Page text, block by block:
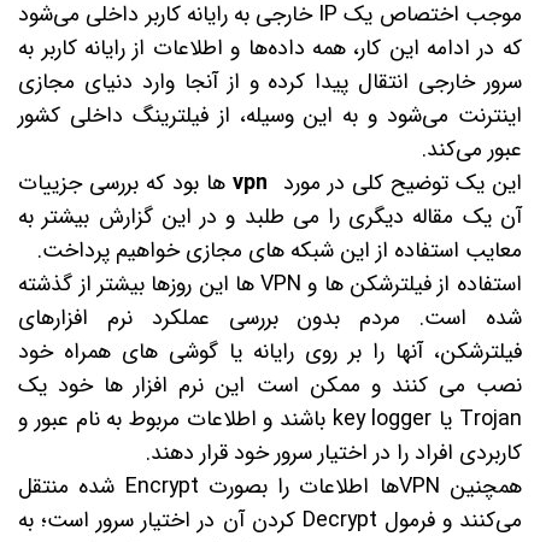
موجب اختصاص یک IP خارجی به رایانه کاربر داخلی می‌شود
که در ادامه این کار، همه داده‌ها و اطلاعات از رایانه کاربر به
سرور خارجی انتقال پیدا کرده و از آنجا وارد دنیای مجازی
اینترنت می‌شود و به این وسیله، از فیلترینگ داخلی کشور
عبور می‌کند.
این یک توضیح کلی در مورد vpnها بود که بررسی جزییات
آن یک مقاله دیگری را می طلبد و در این گزارش بیشتر به
معایب استفاده از این شبکه های مجازی خواهیم پرداخت.
استفاده از فیلترشکن ها و VPN ها این روزها بیشتر از گذشته
شده است. مردم بدون بررسی عملکرد نرم افزارهای
فیلترشکن، آنها را بر روی رایانه یا گوشی های همراه خود
نصب می کنند و ممکن است این نرم افزار ها خود یک
Trojan یا key logger باشند و اطلاعات مربوط به نام عبور و
کاربردی افراد را در اختیار سرور خود قرار دهند.
همچنین VPNها اطلاعات را بصورت Encrypt شده منتقل
می‌کنند و فرمول Decrypt کردن آن در اختیار سرور است؛ به